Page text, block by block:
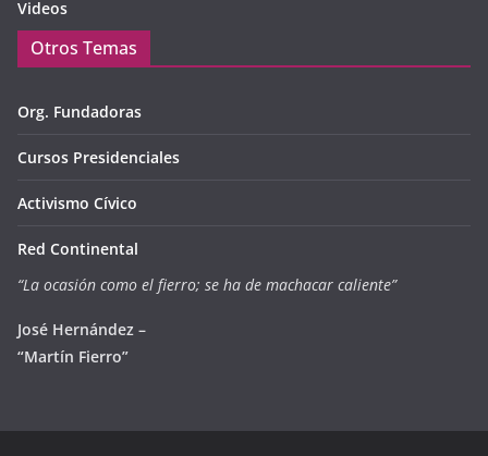
Videos
Otros Temas
Org. Fundadoras
Cursos Presidenciales
Activismo Cívico
Red Continental
“La ocasión como el fierro; se ha de machacar caliente”
José Hernández –
“Martín Fierro”